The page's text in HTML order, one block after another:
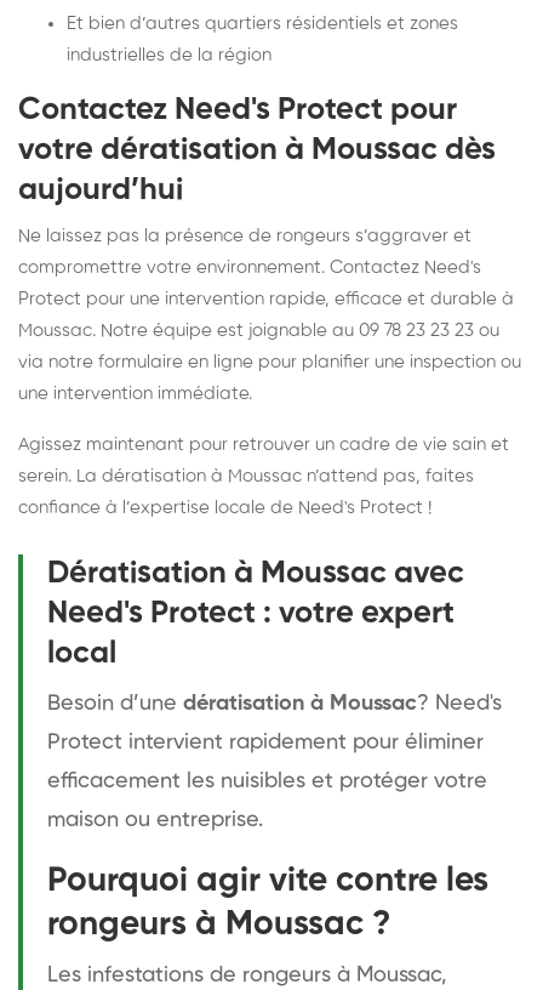
Et bien d’autres quartiers résidentiels et zones
industrielles de la région
Contactez Need's Protect pour
votre dératisation à Moussac dès
aujourd’hui
Ne laissez pas la présence de rongeurs s’aggraver et
compromettre votre environnement. Contactez Need's
Protect pour une intervention rapide, efficace et durable à
Moussac. Notre équipe est joignable au 09 78 23 23 23 ou
via notre formulaire en ligne pour planifier une inspection ou
une intervention immédiate.
Agissez maintenant pour retrouver un cadre de vie sain et
serein. La dératisation à Moussac n’attend pas, faites
confiance à l’expertise locale de Need's Protect !
Dératisation à Moussac avec
Need's Protect : votre expert
local
Besoin d’une dératisation à Moussac? Need's
Protect intervient rapidement pour éliminer
efficacement les nuisibles et protéger votre
maison ou entreprise.
Pourquoi agir vite contre les
rongeurs à Moussac ?
Les infestations de rongeurs à Moussac,